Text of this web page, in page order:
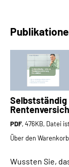
Selbstständig
PDF, 476KB, Datei
Über den
Wussten Sie,